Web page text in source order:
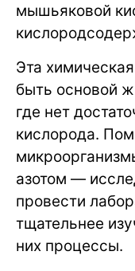
мышьяковой
Эта
быть основой
где нет
кислорода.
азотом —
провести
тщательнее
них процессы.